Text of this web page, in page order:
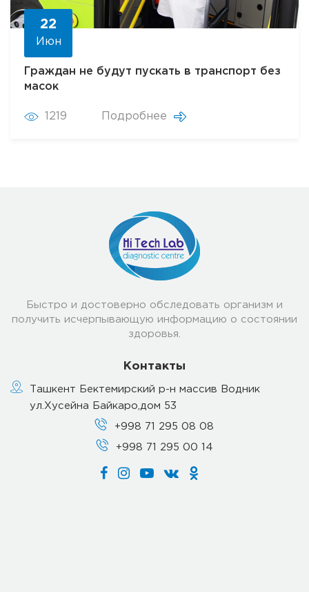
22
Июн
Граждан не будут пускать в транспорт без
масок
1219 Подробнее
Быстро и достоверно обследовать организм и
получить исчерпывающую информацию о состоянии
здоровья.
Контакты
Ташкент Бектемирский р-н массив Водник
ул.Хусейна Байкаро,дом 53
+998 71 295 08 08
+998 71 295 00 14